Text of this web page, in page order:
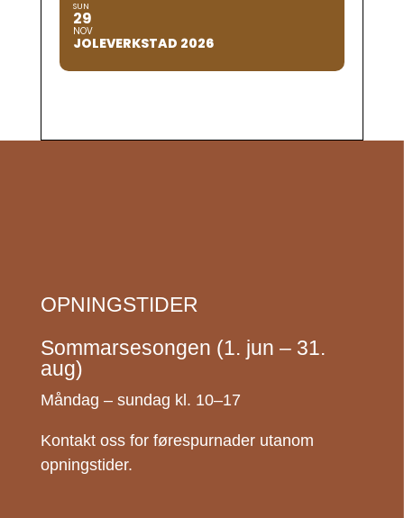
SUN
29
NOV
JOLEVERKSTAD 2026
OPNINGSTIDER
Sommarsesongen (1. jun – 31.
aug)
Måndag – sundag kl. 10–17
Kontakt oss for førespurnader utanom
opningstider.